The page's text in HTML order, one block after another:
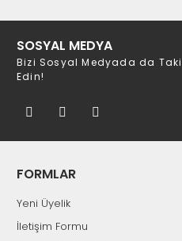
SOSYAL MEDYA
Bizi Sosyal Medyada da
Edin!
FORMLAR
Yeni Üyelik
İletişim Formu